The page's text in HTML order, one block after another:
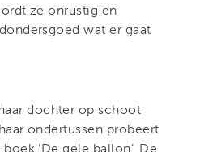
ze onrustig en
wat er gaat
dochter op schoot
ondertussen probeert
‘De gele ballon’. De